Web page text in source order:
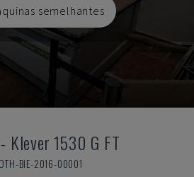
semelhantes
- Klever 1530 G FT
BIE-2016-00001